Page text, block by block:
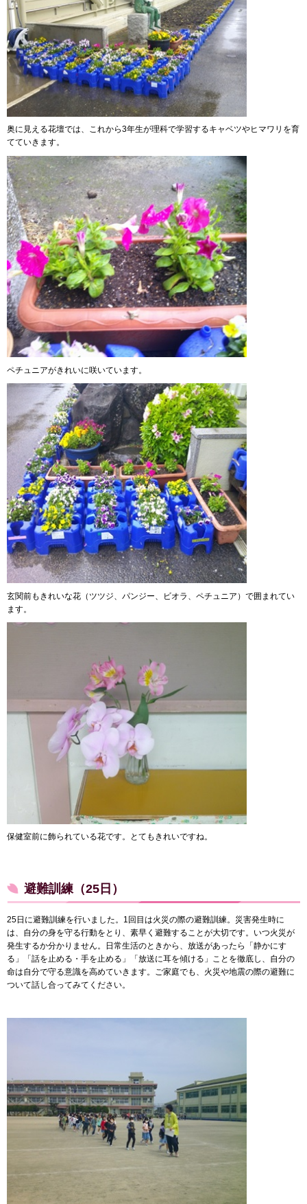
奥に見える花壇では、これから3年生が理科で学習するキャベツやヒマワリを育
てていきます。
ペチュニアがきれいに咲いています。
玄関前もきれいな花（ツツジ、パンジー、ビオラ、ペチュニア）で囲まれてい
ます。
保健室前に飾られている花です。とてもきれいですね。
避難訓練（25日）
25日に避難訓練を行いました。1回目は火災の際の避難訓練。災害発生時に
は、自分の身を守る行動をとり、素早く避難することが大切です。いつ火災が
発生するか分かりません。日常生活のときから、放送があったら「静かにす
る」「話を止める・手を止める」「放送に耳を傾ける」ことを徹底し、自分の
命は自分で守る意識を高めていきます。ご家庭でも、火災や地震の際の避難に
ついて話し合ってみてください。